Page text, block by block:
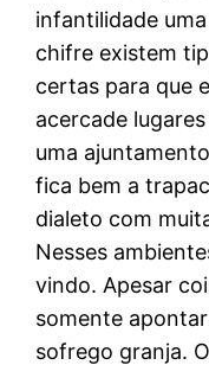
infantilidade
chifre existem
certas para que
acercade
uma
fica bem a
dialeto com
Nesses
vindo. Apesar
somente
sofrego granja.